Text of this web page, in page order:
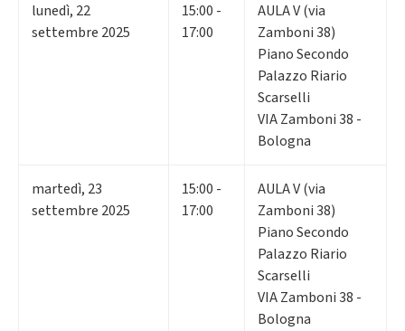
lunedì, 22
settembre 2025
15:00 -
17:00
AULA V (via
Zamboni 38)
Piano Secondo
Palazzo Riario
Scarselli
VIA Zamboni 38 -
Bologna
martedì, 23
settembre 2025
15:00 -
17:00
AULA V (via
Zamboni 38)
Piano Secondo
Palazzo Riario
Scarselli
VIA Zamboni 38 -
Bologna